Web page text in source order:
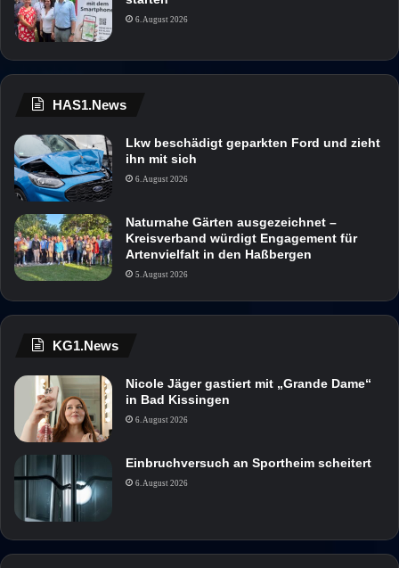
6. August 2026
HAS1.News
Lkw beschädigt geparkten Ford und zieht
ihn mit sich
6. August 2026
Naturnahe Gärten ausgezeichnet –
Kreisverband würdigt Engagement für
Artenvielfalt in den Haßbergen
5. August 2026
KG1.News
Nicole Jäger gastiert mit „Grande Dame“
in Bad Kissingen
6. August 2026
Einbruchversuch an Sportheim scheitert
6. August 2026